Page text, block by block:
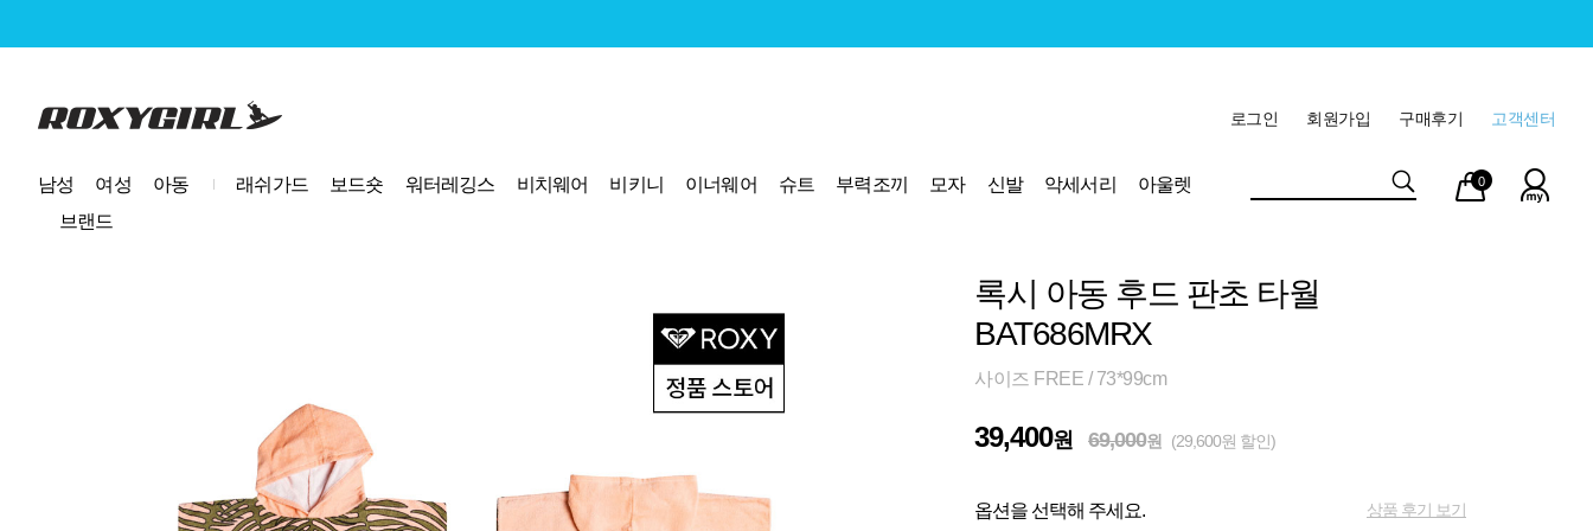
로고 고객센터
구매후기
회원가입
로그인
남성 여성 아동 래쉬가드 보드숏 워터레깅스 비치웨어 비키니 이너웨어 슈트 부력조끼 모자 신발 악세서리
아울렛
브랜드
마이
페이
장바
구니
0
록시 아동 후드 판초 타월
BAT686MRX
사이즈 FREE / 73*99cm
39,400원 69,000원 (29,600원 할인)
옵션을 선택해 주세요. 상품 후기 보기